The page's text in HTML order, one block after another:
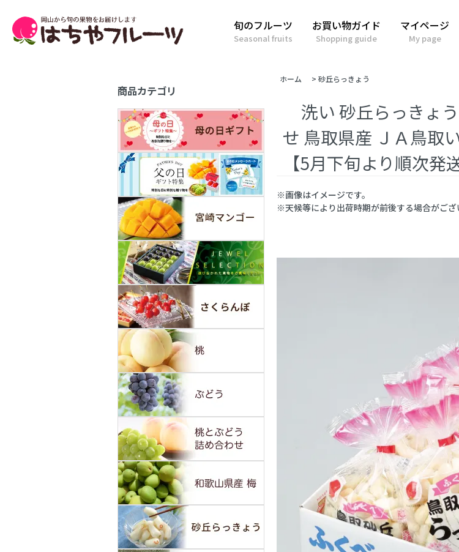
旬のフルーツ
Seasonal fruits
お買い物ガイド
Shopping guide
マイページ
My page
商品カテゴリ
ホーム > 砂丘らっきょう
洗い 砂丘らっきょ
せ 鳥取県産 ＪＡ鳥取
【5月下旬より順次発送
※画像はイメージです。
※天候等により出荷時期が前後する場合がござ